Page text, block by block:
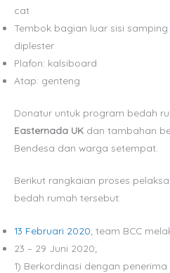
cat
Tembok bagian luar sisi
diplester
Plafon: kalsiboard
Atap: genteng
Donatur untuk program bedah
Easternada UK dan tambahan
Bendesa dan warga setempat.
Berikut rangkaian proses
bedah rumah tersebut:
13 Februari 2020; team BCC
23 – 29 Juni 2020;
1) Berkordinasi dengan